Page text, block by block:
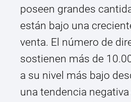
poseen grandes
están bajo una
venta. El número de
sostienen más de
a su nivel más bajo
una tendencia